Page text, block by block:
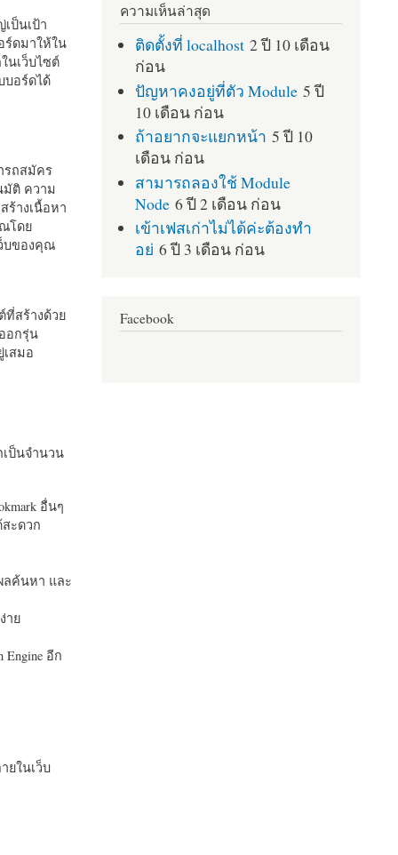
ป็นเป้า
ร์ดมาให้ใน
นเว็บไซต์
บอร์ดได้
รถสมัคร
มัติ ความ
ร้างเนื้อหา
ณโดย
บของคุณ
ที่สร้างด้วย
อกรุ่น
สมอ
ป็นจำนวน
อื่นๆ
สะดวก
ลค้นหา และ
าย
อีก
ยในเว็บ
ความเห็นล่าสุด
ติดตั้งที่ localhost 2 ปี 10 เดือน
ก่อน
ปัญหาคงอยู่ที่ตัว Module 5 ปี
10 เดือน ก่อน
ถ้าอยากจะแยกหน้า 5 ปี 10
เดือน ก่อน
สามารถลองใช้ Module
Node 6 ปี 2 เดือน ก่อน
เข้าเฟสเก่าไม่ได้ค่ะต้องทำ
อย่ 6 ปี 3 เดือน ก่อน
Facebook